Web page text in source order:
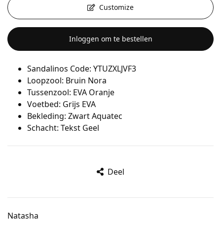
Customize
Inloggen om te bestellen
Sandalinos Code: YTUZXLJVF3
Loopzool: Bruin Nora
Tussenzool: EVA Oranje
Voetbed: Grijs EVA
Bekleding: Zwart Aquatec
Schacht: Tekst Geel
Deel
Natasha